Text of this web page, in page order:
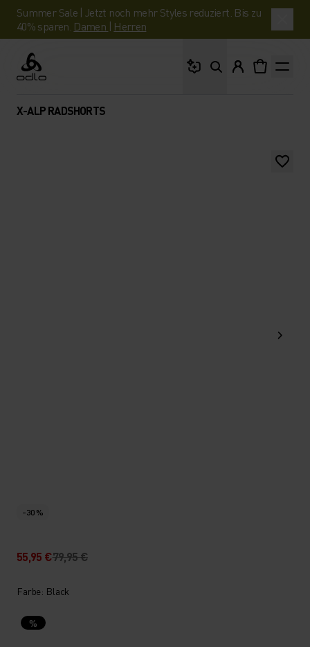
Summer Sale | Jetzt noch mehr Styles reduziert. Bis zu
40% sparen. Damen | Herren
Odlo
X-ALP RADSHORTS
-30 %
55,95 €79,95 €
Farbe: Black
%